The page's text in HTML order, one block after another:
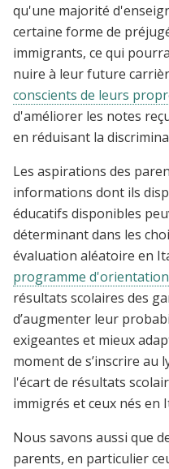
qu'une majorité
certaine forme de
immigrants, ce qui
nuire à leur future
conscients de leurs
d'améliorer les notes
en réduisant la
Les aspirations des
informations dont ils
éducatifs disponibles
déterminant dans les
évaluation aléatoire en
programme d'orientation
résultats scolaires des
d’augmenter leur
exigeantes et mieux
moment de s’inscrire au
l'écart de résultats
immigrés et ceux nés en
Nous savons aussi que
parents, en particulier